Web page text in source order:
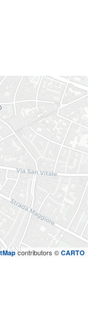
sottoposta a
diramano
Zamboni,Via
Rizzoli .
contributors © CARTO